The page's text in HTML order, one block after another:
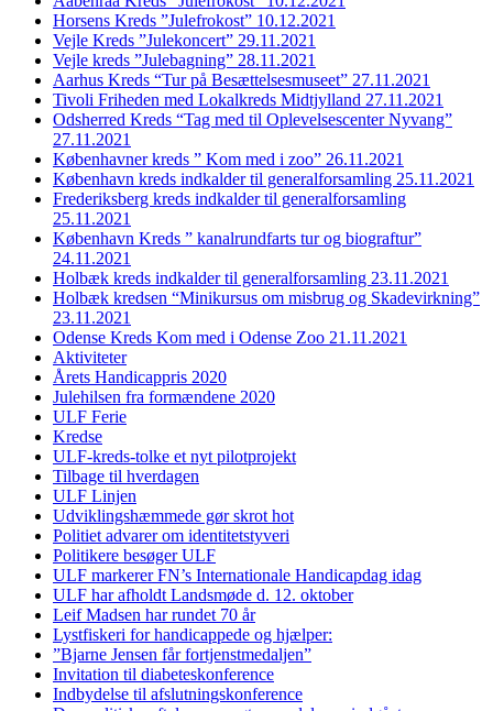
Horsens Kreds ”Julefrokost” 10.12.2021
Vejle Kreds ”Julekoncert” 29.11.2021
Vejle kreds ”Julebagning” 28.11.2021
Aarhus Kreds “Tur på Besættelsesmuseet” 27.11.2021
Tivoli Friheden med Lokalkreds Midtjylland 27.11.2021
Odsherred Kreds “Tag med til Oplevelsescenter Nyvang”
27.11.2021
Københavner kreds ” Kom med i zoo” 26.11.2021
København kreds indkalder til generalforsamling 25.11.2021
Frederiksberg kreds indkalder til generalforsamling
25.11.2021
København Kreds ” kanalrundfarts tur og biograftur”
24.11.2021
Holbæk kreds indkalder til generalforsamling 23.11.2021
Holbæk kredsen “Minikursus om misbrug og Skadevirkning”
23.11.2021
Odense Kreds Kom med i Odense Zoo 21.11.2021
Aktiviteter
Årets Handicappris 2020
Julehilsen fra formændene 2020
ULF Ferie
Kredse
ULF-kreds-tolke et nyt pilotprojekt
Tilbage til hverdagen
ULF Linjen
Udviklingshæmmede gør skrot hot
Politiet advarer om identitetstyveri
Politikere besøger ULF
ULF markerer FN’s Internationale Handicapdag idag
ULF har afholdt Landsmøde d. 12. oktober
Leif Madsen har rundet 70 år
Lystfiskeri for handicappede og hjælper:
”Bjarne Jensen får fortjenstmedaljen”
Invitation til diabeteskonference
Indbydelse til afslutningskonference